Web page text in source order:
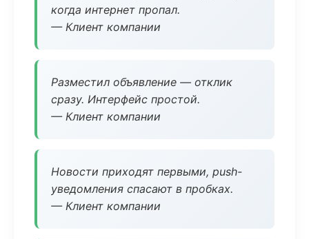
когда интернет пропал.
— Клиент компании
Разместил объявление — отклик
сразу. Интерфейс простой.
— Клиент компании
Новости приходят первыми, push-
уведомления спасают в пробках.
— Клиент компании